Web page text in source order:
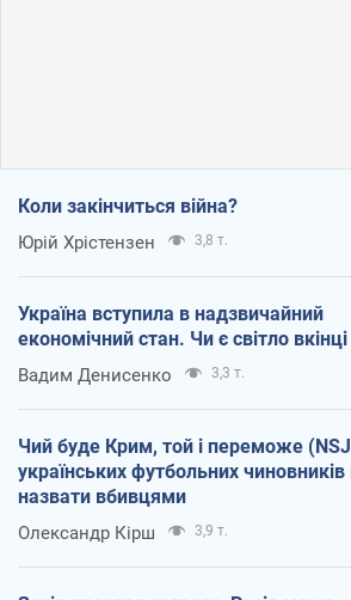
Коли закінчиться війна?
Юрій Хрістензен 3,8 т.
Україна вступила в надзвичайний
економічний стан. Чи є світло
Вадим Денисенко 3,3 т.
Чий буде Крим, той і переможе
українських футбольних
назвати вбивцями
Олександр Кірш 3,9 т.